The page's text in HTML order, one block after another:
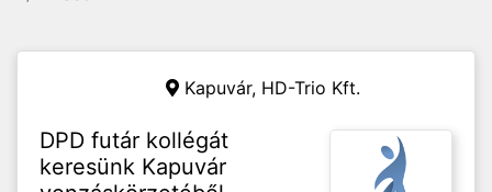
Kapuvár, HD-Trio Kft.
DPD futár kollégát
keresünk Kapuvár